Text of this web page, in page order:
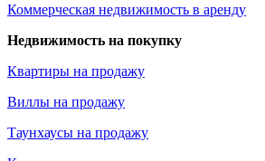
Коммерческая недвижимость в аренду
Недвижимость на покупку
Квартиры на продажу
Виллы на продажу
Таунхаусы на продажу